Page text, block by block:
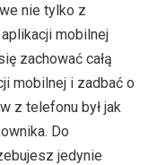
nie tylko z
mobilnej
zachować całą
mobilnej i zadbać o
z telefonu był jak
Do
jedynie